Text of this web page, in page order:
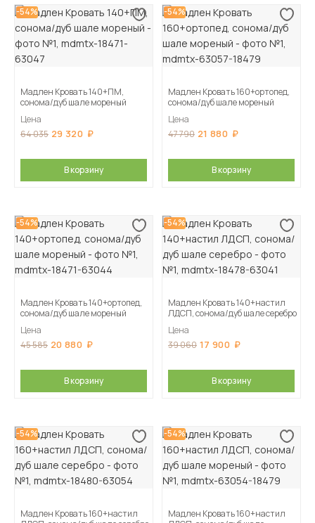
-54%
Мадлен Кровать 140+ПМ,
сонома/дуб шале мореный
Цена
64 035 29 320
В корзину
-54%
Мадлен Кровать 160+ортопед,
сонома/дуб шале мореный
Цена
47 790 21 880
В корзину
-54%
Мадлен Кровать 140+ортопед,
сонома/дуб шале мореный
Цена
45 585 20 880
В корзину
-54%
Мадлен Кровать 140+настил
ЛДСП, сонома/дуб шале серебро
Цена
39 060 17 900
В корзину
-54%
Мадлен Кровать 160+настил
-54%
Мадлен Кровать 160+настил